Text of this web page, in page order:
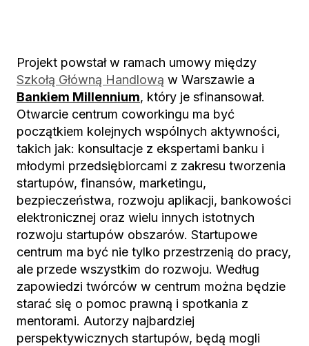
Projekt powstał w ramach umowy między
Szkołą Główną Handlową w Warszawie a
Bankiem Millennium, który je sfinansował.
Otwarcie centrum coworkingu ma być
początkiem kolejnych wspólnych aktywności,
takich jak: konsultacje z ekspertami banku i
młodymi przedsiębiorcami z zakresu tworzenia
startupów, finansów, marketingu,
bezpieczeństwa, rozwoju aplikacji, bankowości
elektronicznej oraz wielu innych istotnych
rozwoju startupów obszarów. Startupowe
centrum ma być nie tylko przestrzenią do pracy,
ale przede wszystkim do rozwoju. Według
zapowiedzi twórców w centrum można będzie
starać się o pomoc prawną i spotkania z
mentorami. Autorzy najbardziej
perspektywicznych startupów, będą mogli